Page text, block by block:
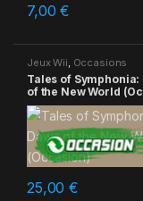
7,00€
Jeux Wii, Occasions
Tales of Symphonia:
of the New World
25,00€